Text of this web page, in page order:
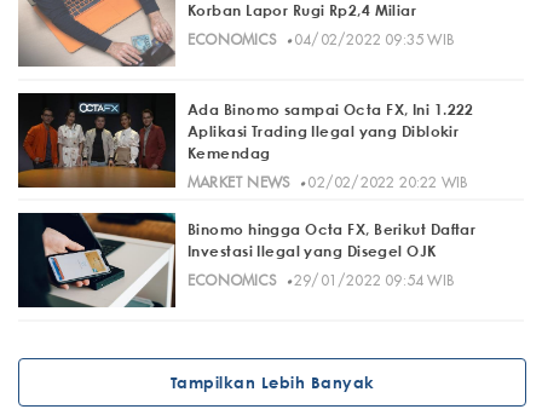
Korban Lapor Rugi Rp2,4 Miliar
ECONOMICS· 04/02/2022 09:35 WIB
Ada Binomo sampai Octa FX, Ini 1.222
Aplikasi Trading Ilegal yang Diblokir
Kemendag
MARKET NEWS· 02/02/2022 20:22 WIB
Binomo hingga Octa FX, Berikut Daftar
Investasi Ilegal yang Disegel OJK
ECONOMICS· 29/01/2022 09:54 WIB
Tampilkan Lebih Banyak